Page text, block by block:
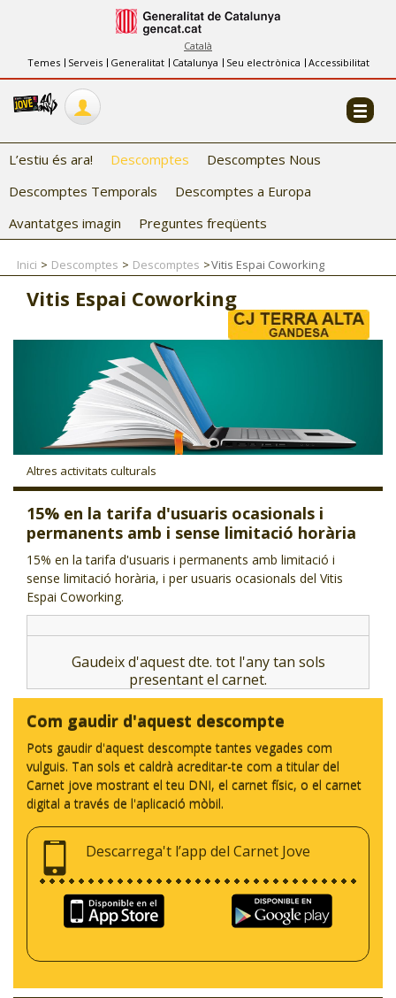
Català
Temes
Serveis Generalitat Catalunya Seu electrònica Accessibilitat
INFORMACIÓ
FES-TE EL CJ
COL·LABORADORS
CJ ADOLESCENTS
CJ EMANCIPACIÓ
CJ INTERNACIONAL
CJ LOCAL
T'INTERESSA #SOMJOVES
L’estiu és ara! Descomptes
Descomptes Nous
Descomptes Temporals
Descomptes a Europa
Avantatges imagin
Preguntes freqüents
Inici Descomptes Descomptes Vitis Espai Coworking
Vitis Espai Coworking
Altres activitats culturals
15% en la tarifa d'usuaris ocasionals i
permanents amb i sense limitació horària
15% en la tarifa d'usuaris i permanents amb limitació i
sense limitació horària, i per usuaris ocasionals del Vitis
Espai Coworking.
Gaudeix d'aquest dte. tot l'any tan sols
presentant el carnet.
Com gaudir d'aquest descompte
Pots gaudir d'aquest descompte tantes vegades com
vulguis. Tan sols et caldrà acreditar-te com a titular del
Carnet jove mostrant el teu DNI, el carnet físic, o el carnet
digital a través de l'aplicació mòbil.
Descarrega't l’app del Carnet Jove